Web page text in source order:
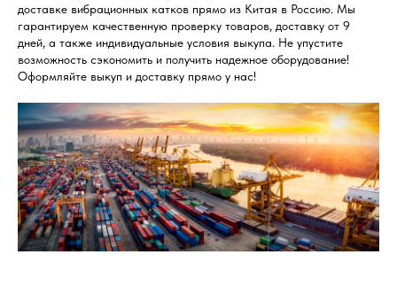
доставке вибрационных катков прямо из Китая в Россию. Мы
гарантируем качественную проверку товаров, доставку от 9
дней, а также индивидуальные условия выкупа. Не упустите
возможность сэкономить и получить надежное оборудование!
Оформляйте выкуп и доставку прямо у нас!